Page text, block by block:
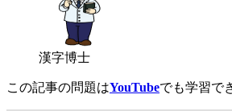
漢字博士
この記事の問題はYouTubeでも学習で